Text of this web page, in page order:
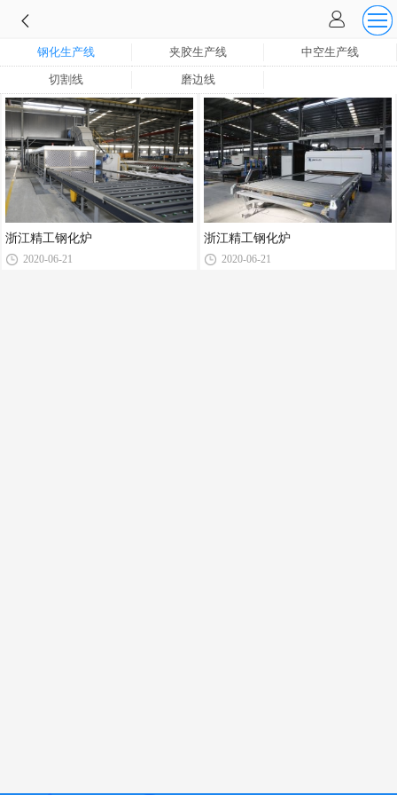
钢化生产线 夹胶生产线 中空生产线
切割线 磨边线
浙江精工钢化炉
2020-06-21
浙江精工钢化炉
2020-06-21